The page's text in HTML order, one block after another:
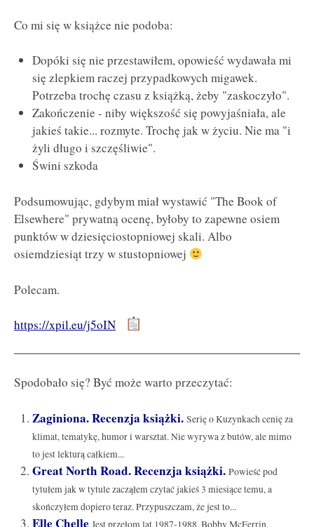
Co mi się w książce nie podoba:
Dopóki się nie przestawiłem, opowieść wydawała mi
się zlepkiem raczej przypadkowych migawek.
Potrzeba trochę czasu z książką, żeby "zaskoczyło".
Zakończenie - niby większość się powyjaśniała, ale
jakieś takie... rozmyte. Trochę jak w życiu. Nie ma "i
żyli długo i szczęśliwie".
Świni szkoda
Podsumowując, gdybym miał wystawić "The Book of
Elsewhere" prywatną ocenę, byłoby to zapewne osiem
punktów w dziesięciostopniowej skali. Albo
osiemdziesiąt trzy w stustopniowej
Polecam.
https://xpil.eu/j5oIN
Spodobało się? Być może warto przeczytać:
Zaginiona. Recenzja książki. Serię o Kuzynkach cenię za
klimat, tematykę, humor i warsztat. Nie wyrywa z butów, ale mimo
to jest lekturą całkiem...
Great North Road. Recenzja książki. Powieść pod
tytułem jak w tytule zacząłem czytać jakieś 3 miesiące temu, a
skończyłem dopiero teraz. Przypuszczam, że jest to...
Elle Chelle Jest przełom lat 1987-1988. Bobby McFerrin,